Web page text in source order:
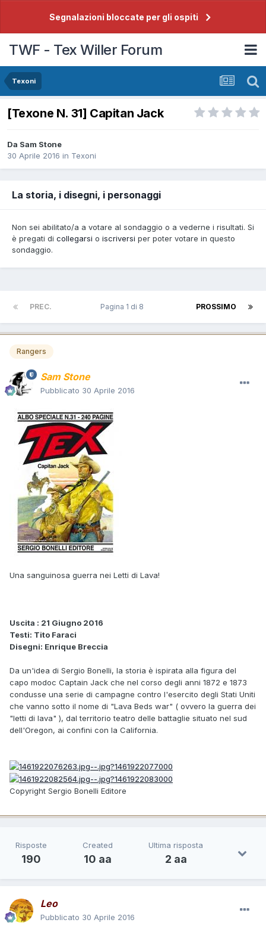
Segnalazioni bloccate per gli ospiti
TWF - Tex Willer Forum
Texoni
[Texone N. 31] Capitan Jack
Da Sam Stone
30 Aprile 2016 in Texoni
La storia, i disegni, i personaggi
Non sei abilitato/a a votare al sondaggio o a vederne i risultati. Si
è pregati di collegarsi o iscriversi per poter votare in questo
sondaggio.
PREC. PROSSIMO
Pagina 1 di 8
Rangers
Sam Stone
Pubblicato 30 Aprile 2016
Una sanguinosa guerra nei Letti di Lava!
Uscita : 21 Giugno 2016
Testi: Tito Faraci
Disegni: Enrique Breccia
Da un'idea di Sergio Bonelli, la storia è ispirata alla figura del
capo modoc Captain Jack che nel corso degli anni 1872 e 1873
condusse una serie di campagne contro l'esercito degli Stati Uniti
che vanno sotto il nome di "Lava Beds war" ( ovvero la guerra dei
"letti di lava" ), dal territorio teatro delle battaglie situato nel sud
dell'Oregon, ai confini con la California.
Copyright Sergio Bonelli Editore
Risposte
190
Created
10 aa
Ultima risposta
2 aa
Leo
Pubblicato 30 Aprile 2016